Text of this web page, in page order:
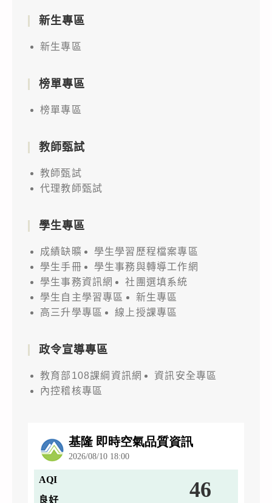
新生專區
新生專區
榜單專區
榜單專區
教師甄試
教師甄試
代理教師甄試
學生專區
成績缺曠
學生學習歷程檔案專區
學生手冊
學生事務與轉導工作網
學生事務資訊網
社團選填系統
學生自主學習專區
新生專區
高三升學專區
線上授課專區
政令宣導專區
教育部108課綱資訊網
資訊安全專區
內控稽核專區